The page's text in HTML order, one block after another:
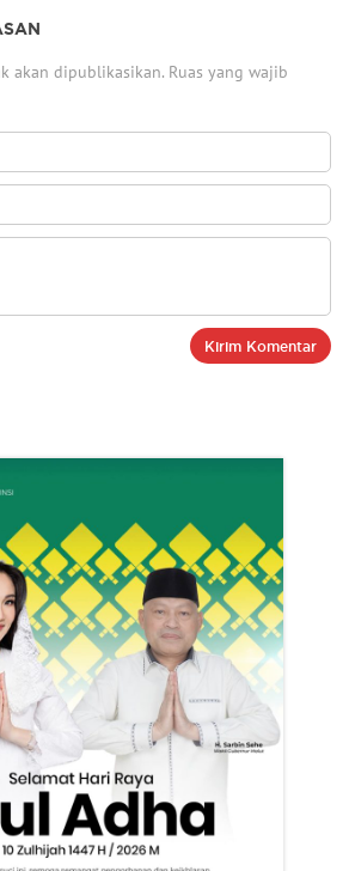
akan dipublikasikan. Ruas yang wajib